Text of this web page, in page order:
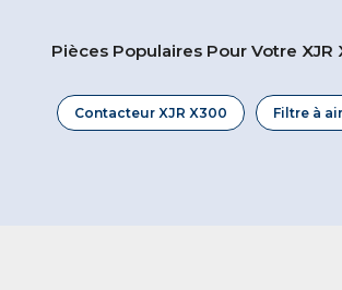
Pièces Populaires Pour Votre XJR
Contacteur XJR X300 Filtre à